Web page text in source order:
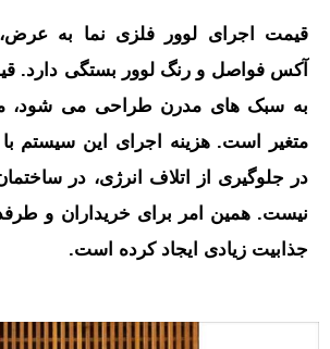
قیمت اجرای لوور فلزی نما به
آکس فواصل و رنگ لوور بستگی دارد.
به سبک های مدرن طراحی می شود،
متغیر است. هزینه اجرای این سیستم
در جلوگیری از اتلاف انرژی، در
نیست. همین امر برای خریداران و
جذابیت زیادی ایجاد کرده است.